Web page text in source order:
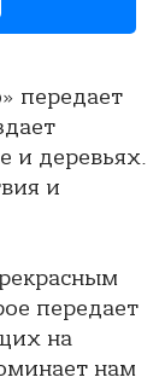
передает
и деревьях.
и
передает
на
нам